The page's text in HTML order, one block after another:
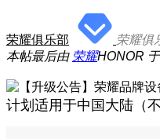
荣耀俱乐部 荣耀俱
本帖最后由 荣耀HONOR
计划适用于中国大陆（